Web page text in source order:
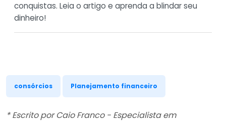
conquistas. Leia o artigo e aprenda a blindar seu
dinheiro!
consórcios Planejamento financeiro
* Escrito por Caio Franco - Especialista em